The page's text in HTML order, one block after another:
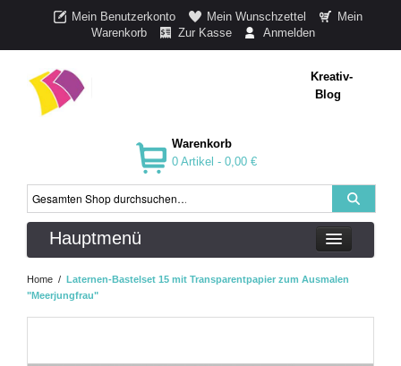
Mein Benutzerkonto Mein Wunschzettel
Mein
Warenkorb
Zur Kasse Anmelden
Kreativ-
Blog
Warenkorb
0 Artikel - 0,00 €
Hauptmenü
Home / Laternen-Bastelset 15 mit Transparentpapier zum Ausmalen
"Meerjungfrau"